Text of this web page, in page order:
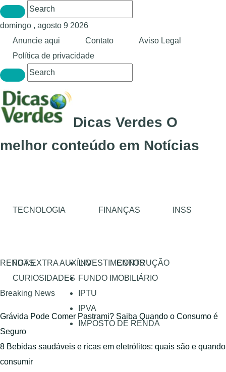
domingo , agosto 9 2026
Anuncie aqui
Contato
Aviso Legal
Política de privacidade
Dicas Verdes O
melhor conteúdo em Notícias
TECNOLOGIA
RENDA EXTRA
FINANÇAS
INVESTIMENTOS
FUNDO IMOBILIÁRIO
IPTU
IPVA
IMPOSTO DE RENDA
INSS
FGTS AUXÍLIO
CONTRUÇÃO
CURIOSIDADES
Breaking News
Grávida Pode Comer Pastrami? Saiba Quando o Consumo é
Seguro
8 Bebidas saudáveis e ricas em eletrólitos: quais são e quando
consumir